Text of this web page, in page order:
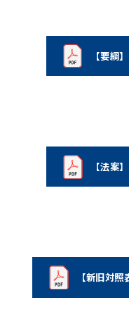
【要綱
【法案
【新旧対